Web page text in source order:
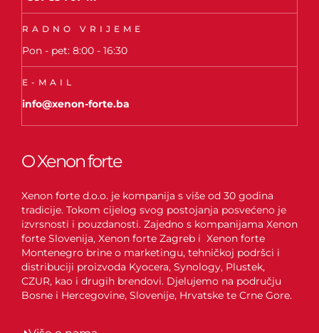
RADNO VRIJEME
Pon - pet: 8:00 - 16:30
E-MAIL
info@xenon-forte.ba
O Xenon forte
Xenon forte d.o.o. je kompanija s više od 30 godina
tradicije. Tokom cijelog svog postojanja posvećeno je
izvrsnosti i pouzdanosti. Zajedno s kompanijama Xenon
forte Slovenija, Xenon forte Zagreb i Xenon forte
Montenegro brine o marketingu, tehničkoj podršci i
distribuciji proizvoda Kyocera, Synology, Plustek,
CZUR, kao i drugih brendovi. Djelujemo na području
Bosne i Hercegovine, Slovenije, Hrvatske te Crne Gore.